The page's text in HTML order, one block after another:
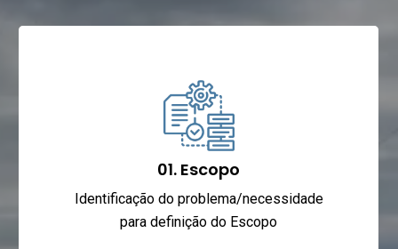
01. Escopo
Identificação do problema/necessidade
para definição do Escopo